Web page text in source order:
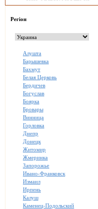
Регіон
Алушта
Барышевка
Бахмут
Белая Церковь
Бердичев
Богуслав
Боярка
Бровары
Винница
Горловка
Днепр
Донецк
Житомир
Жмеринка
Запорожье
Ивано-Франковск
Измаил
Ирпень
Калуш
Каменец-Подольский